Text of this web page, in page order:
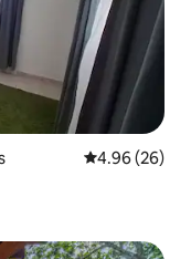
Calificación
4.96 (26)